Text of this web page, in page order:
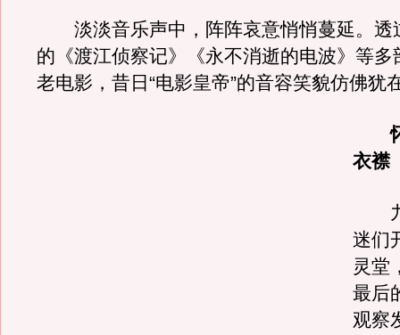
淡淡音乐声中，阵阵哀意悄悄蔓延。透
的《渡江侦察记》《永不消逝的电波》等多
老电影，昔日“电影皇帝”的音容笑貌仿佛犹
怀
衣襟
九
迷们
灵堂
最后
观察